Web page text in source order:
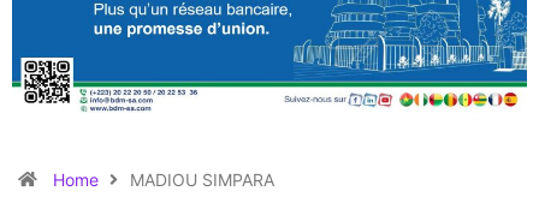
Home MADIOU SIMPARA